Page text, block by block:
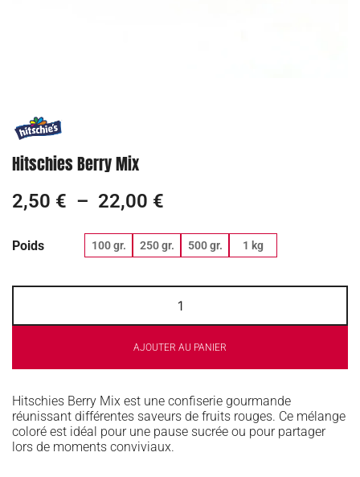
Hitschies Berry Mix
2,50 € – 22,00 €
Poids 100 gr. 250 gr. 500 gr. 1 kg
AJOUTER AU PANIER
Hitschies Berry Mix est une confiserie gourmande
réunissant différentes saveurs de fruits rouges. Ce mélange
coloré est idéal pour une pause sucrée ou pour partager
lors de moments conviviaux.